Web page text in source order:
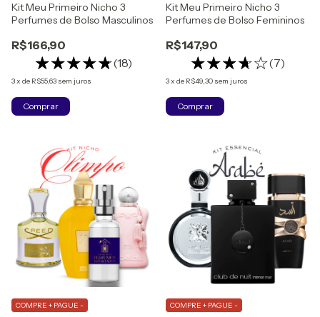
Kit Meu Primeiro Nicho 3
Perfumes de Bolso Masculinos
R$166,90
(18)
3x de R$55,63 sem juros
Comprar
Kit Meu Primeiro Nicho 3
Perfumes de Bolso Femininos
R$147,90
(7)
3x de R$49,30 sem juros
Comprar
COMPRE + PAGUE - COMPRE + PAGUE -